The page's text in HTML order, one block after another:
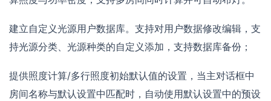
建立自定义光源用户数据库。支持对用户数据修改编辑，支
持光源分类、光源种类的自定义添加，支持数据库备份；
提供照度计算/多行照度初始默认值的设置，当主对话框中
房间名称与默认设置中匹配时，自动使用默认设置中的预设